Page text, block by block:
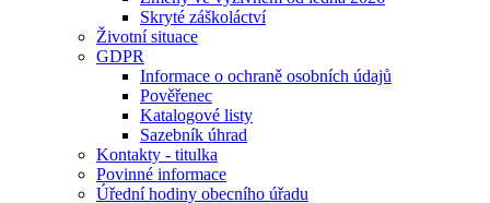
Skryté záškoláctví
Životní situace
GDPR
Informace o ochraně osobních údajů
Pověřenec
Katalogové listy
Sazebník úhrad
Kontakty - titulka
Povinné informace
Úřední hodiny obecního úřadu